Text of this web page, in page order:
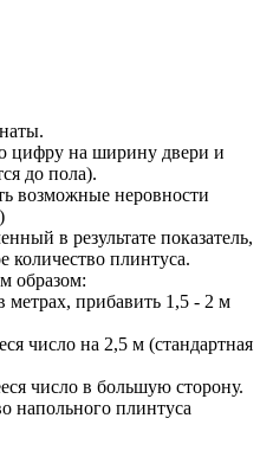
цифру на ширину двери и
до пола).
возможные неровности
в результате показатель,
количество плинтуса.
образом:
прибавить 1,5 - 2 м
число на 2,5 м (стандартная
число в большую сторону.
напольного плинтуса